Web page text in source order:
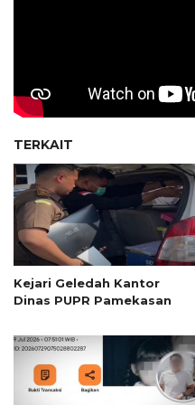
TERKAIT
Kejari Geledah Kantor
Dinas PUPR Pamekasan